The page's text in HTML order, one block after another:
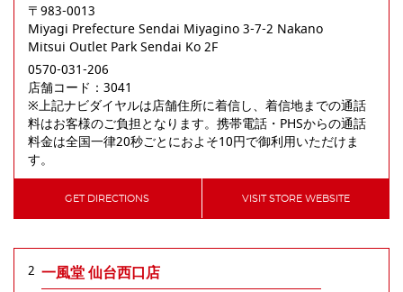
〒983-0013
Miyagi PrefectureSendai Miyagino3-7-2 Nakano
Mitsui Outlet Park Sendai Ko 2F
0570-031-206
店舗コード：3041
※上記ナビダイヤルは店舗住所に着信し、着信地までの通話
料はお客様のご負担となります。携帯電話・PHSからの通話
料金は全国一律20秒ごとにおよそ10円で御利用いただけま
す。
GET DIRECTIONS VISIT STORE WEBSITE
2 一風堂 仙台西口店